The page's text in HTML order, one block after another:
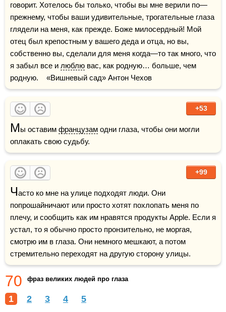
говорит. Хотелось бы только, чтобы вы мне верили по—
прежнему, чтобы ваши удивительные, трогательные глаза
глядели на меня, как прежде. Боже милосердный! Мой
отец был крепостным у вашего деда и отца, но вы,
собственно вы, сделали для меня когда—то так много, что
я забыл все и люблю вас, как родную… больше, чем
родную.    «Вишневый сад» Антон Чехов
+53
Мы оставим французам одни глаза, чтобы они могли
оплакать свою судьбу.
+99
Часто ко мне на улице подходят люди. Они
попрошайничают или просто хотят похлопать меня по
плечу, и сообщить как им нравятся продукты Apple. Если я
устал, то я обычно просто пронзительно, не моргая,
смотрю им в глаза. Они немного мешкают, а потом
стремительно переходят на другую сторону улицы.
70 фраз великих людей про глаза
1 2 3 4 5